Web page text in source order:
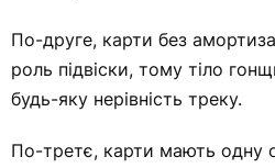
По-друге, карти без
роль підвіски, тому тіло
будь-яку нерівність треку.
По-третє, карти мають одну